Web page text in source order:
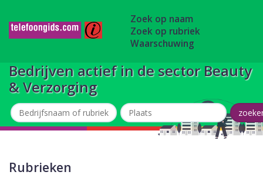
Zoek op naam
Zoek op rubriek
Waarschuwing
Bedrijven actief in de sector Beauty
& Verzorging
Rubrieken